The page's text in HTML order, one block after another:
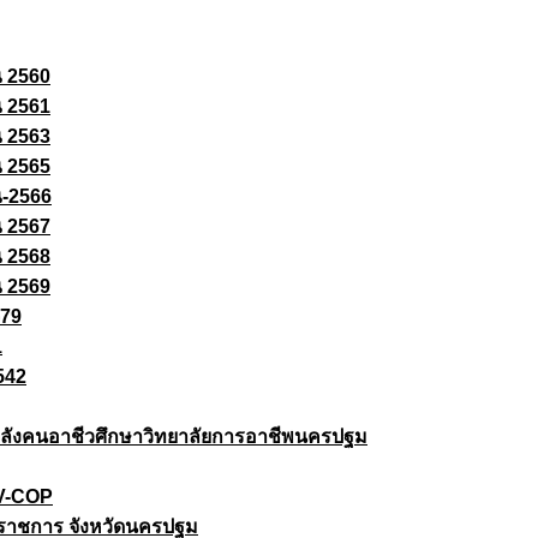
2560
2561
2563
2565
2566
2567
2568
2569
งคนอาชีวศึกษาวิทยาลัยการอาชีพนครปฐม
COP
าชการ จังหวัดนครปฐม